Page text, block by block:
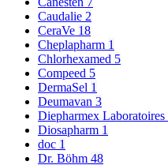
Caudalie 2
CeraVe 18
Cheplapharm 1
Chlorhexamed 5
Compeed 5
DermaSel 1
Deumavan 3
Diepharmex Laboratoires
Diosapharm 1
doc 1
Dr. Böhm 48